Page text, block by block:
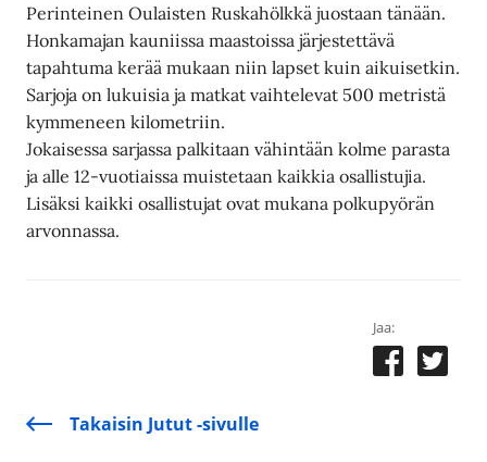
Perinteinen Oulaisten Ruskahölkkä juostaan tänään.
Honkamajan kauniissa maastoissa järjestettävä
tapahtuma kerää mukaan niin lapset kuin aikuisetkin.
Sarjoja on lukuisia ja matkat vaihtelevat 500 metristä
kymmeneen kilometriin.
Jokaisessa sarjassa palkitaan vähintään kolme parasta
ja alle 12-vuotiaissa muistetaan kaikkia osallistujia.
Lisäksi kaikki osallistujat ovat mukana polkupyörän
arvonnassa.
Jaa:
Takaisin Jutut -sivulle